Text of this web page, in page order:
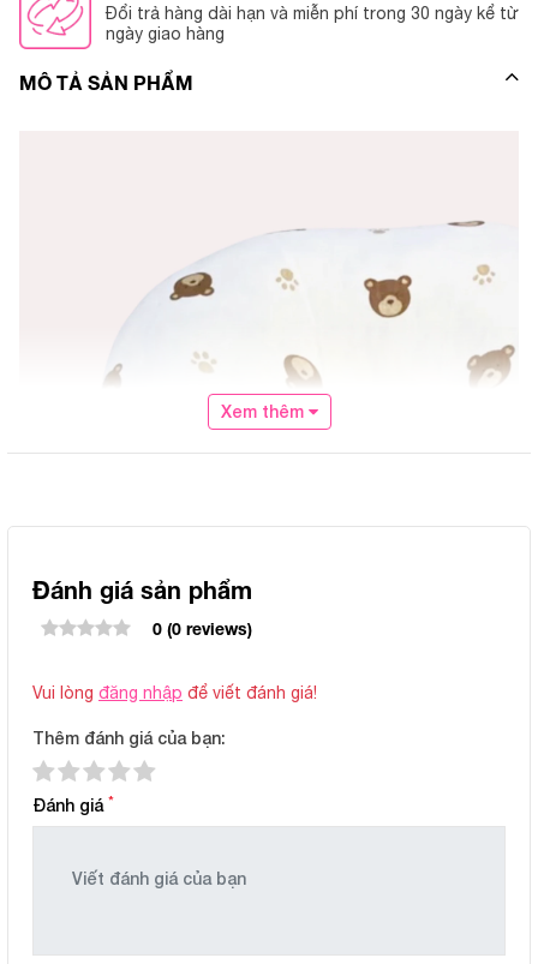
Đổi trả hàng dài hạn và miễn phí trong 30 ngày kể từ
ngày giao hàng
MÔ TẢ SẢN PHẨM
Xem thêm
Đánh giá sản phẩm
0 (0 reviews)
Vui lòng đăng nhập để viết đánh giá!
Thêm đánh giá của bạn:
Đánh giá *